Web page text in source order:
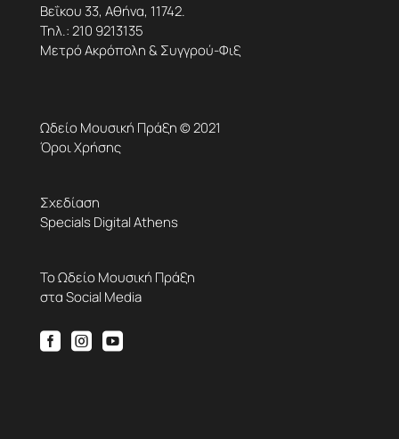
Βεΐκου 33, Αθήνα, 11742.
Τηλ.:210 9213135
Μετρό Ακρόπολη & Συγγρού-Φιξ
Ωδείο Μουσική Πράξη © 2021
Όροι Χρήσης
Σχεδίαση
Specials Digital Athens
Το Ωδείο Μουσική Πράξη
στα Social Media
  